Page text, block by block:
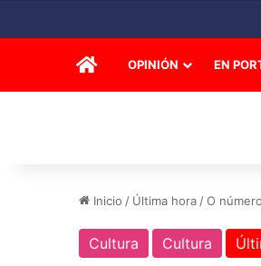
INICIOOPINIÓN EN
Inicio / Última hora /O
Cultura Cultura